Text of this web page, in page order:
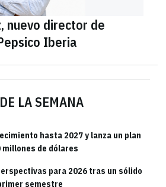
LA SEMANA
hasta 2027 y lanza un plan
millones de dólares
para 2026 tras un sólido
semestre
nuevo director de
Iberia